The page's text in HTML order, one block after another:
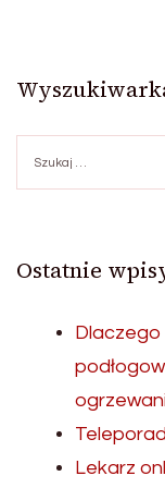
Ostatnie
Dlaczego
Lekarz